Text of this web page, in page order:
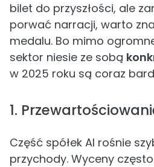
bilet do przyszłości, ale
porwać narracji, warto
medalu. Bo mimo
sektor niesie ze sobą
w 2025 roku są coraz
1.
Część spółek AI rośnie
przychody. Wyceny